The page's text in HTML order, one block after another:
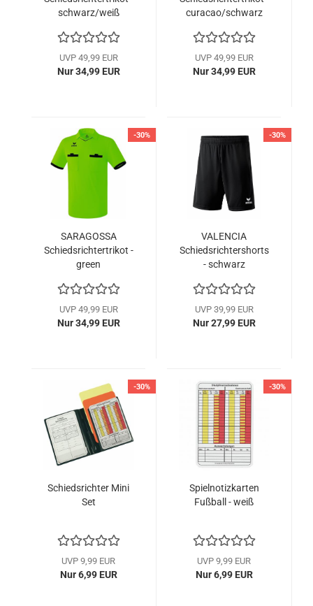
schwarz/weiß
UVP 49,99 EUR
Nur 34,99 EUR
curacao/schwarz
UVP 49,99 EUR
Nur 34,99 EUR
-30%
SARAGOSSA
Schiedsrichtertrikot -
green
UVP 49,99 EUR
Nur 34,99 EUR
-30%
VALENCIA
Schiedsrichtershorts
- schwarz
UVP 39,99 EUR
Nur 27,99 EUR
-30%
Schiedsrichter Mini
Set
UVP 9,99 EUR
Nur 6,99 EUR
-30%
Spielnotizkarten
Fußball - weiß
UVP 9,99 EUR
Nur 6,99 EUR